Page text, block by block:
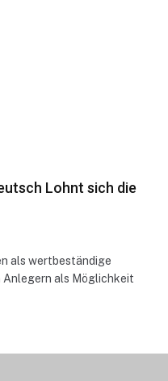
Lohnt sich die
als wertbeständige
Anlegern als Möglichkeit